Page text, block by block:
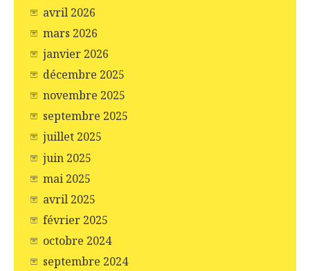
avril 2026
mars 2026
janvier 2026
décembre 2025
novembre 2025
septembre 2025
juillet 2025
juin 2025
mai 2025
avril 2025
février 2025
octobre 2024
septembre 2024